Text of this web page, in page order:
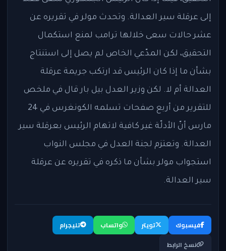
إلى عرقلة سير العدالة. وتحدث مولر في تقريره عن
عشر حالات سعى خلالها ترامب لمنع استكمال
التحقيق، لكن المدّعي الخاص لم يصل إلى استنتاج
بشأن ما إذا كان الرئيس قد ارتكب جريمة عرقلة
العدالة أم لا. لكن وزير العدل بيل بار قال في ملخص
للتقرير من أربع صفحات تسلمه الكونغرس في 24
مارس أنّ الأدلّة غير كافية لاتهام الرئيس بعرقلة سير
العدالة. وتعتزم لجنة العدل في مجلس النواب
استجواب مولر بشأن ما ذكره في تقريره عن عرقلة
سير العدالة.
فيسبوك تويتر واتساب
تليجرام
نسخ الرابط